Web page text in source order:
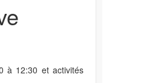
à 12:30 et activités